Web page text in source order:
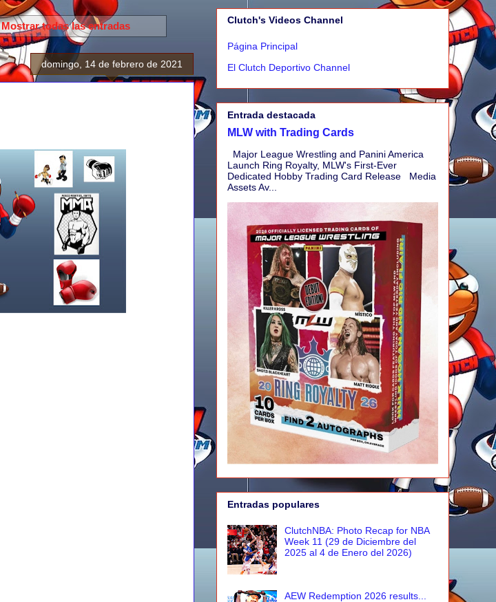
Mostrar todas las entradas
domingo, 14 de febrero de 2021
Clutch's Videos Channel
Página Principal
El Clutch Deportivo Channel
Entrada destacada
MLW with Trading Cards
Major League Wrestling and Panini America
Launch Ring Royalty, MLW's First-Ever
Dedicated Hobby Trading Card Release Media
Assets Av...
Entradas populares
ClutchNBA: Photo Recap for NBA
Week 11 (29 de Diciembre del
2025 al 4 de Enero del 2026)
AEW Redemption 2026 results...